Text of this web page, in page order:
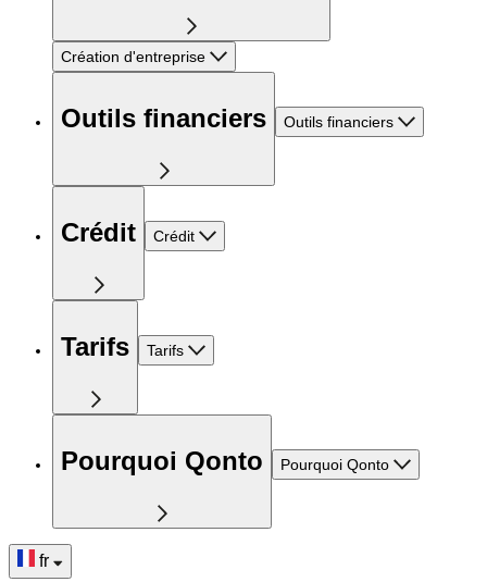
Création d'entreprise
Outils financiers Outils financiers
Crédit Crédit
Tarifs Tarifs
Pourquoi Qonto Pourquoi Qonto
fr